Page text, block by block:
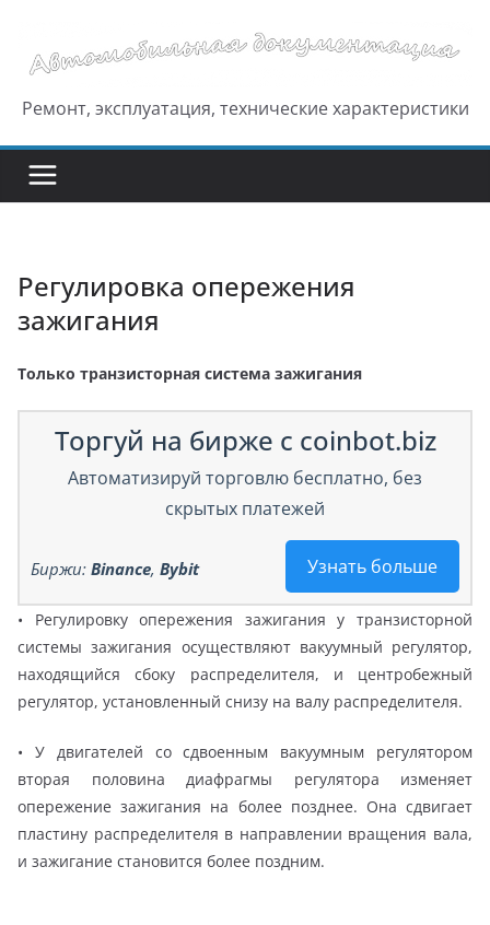
содержимому
Ремонт, эксплуатация, технические характеристики
Регулировка опережения
зажигания
Только транзисторная система зажигания
Торгуй на бирже с coinbot.biz
Автоматизируй торговлю бесплатно, без
скрытых платежей
Узнать больше
Биржи: Binance, Bybit
• Регулировку опережения зажигания у транзисторной
системы зажигания осуществляют вакуумный регулятор,
находящийся сбоку распределителя, и центробежный
регулятор, установленный снизу на валу распределителя.
• У двигателей со сдвоенным вакуумным регулятором
вторая половина диафрагмы регулятора изменяет
опережение зажигания на более позднее. Она сдвигает
пластину распределителя в направлении вращения вала,
и зажигание становится более поздним.